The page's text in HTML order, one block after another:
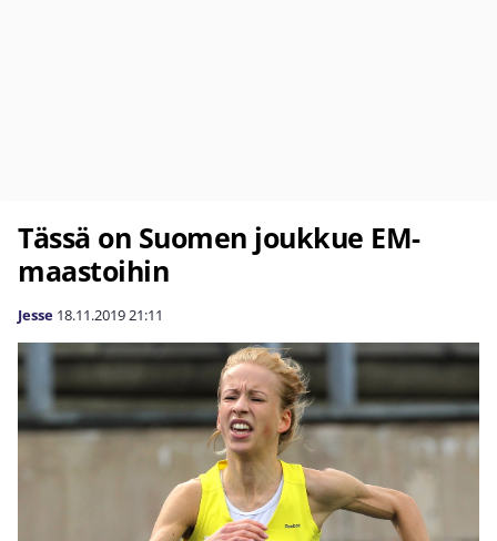
Tässä on Suomen joukkue EM-
maastoihin
Jesse 18.11.201921:11